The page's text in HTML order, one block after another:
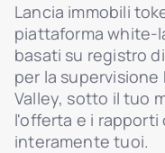
Lancia immobili
piattaforma white-
basati su registro
per la supervisione
Valley, sotto il tuo
l'offerta e i
interamente tuoi.